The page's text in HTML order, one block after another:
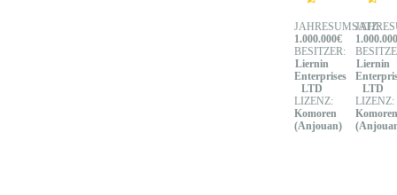
JAHRESUMSATZ:
1.000.000€
BESITZER:
Liernin
Enterprises
LTD
LIZENZ:
Komoren
(Anjouan)
Liernin
LTD
LIZENZ:
Komoren